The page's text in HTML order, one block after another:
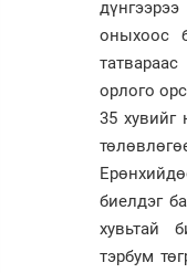
оныхоос
орлого
35
биелдэг
хувьтай
тэрбум